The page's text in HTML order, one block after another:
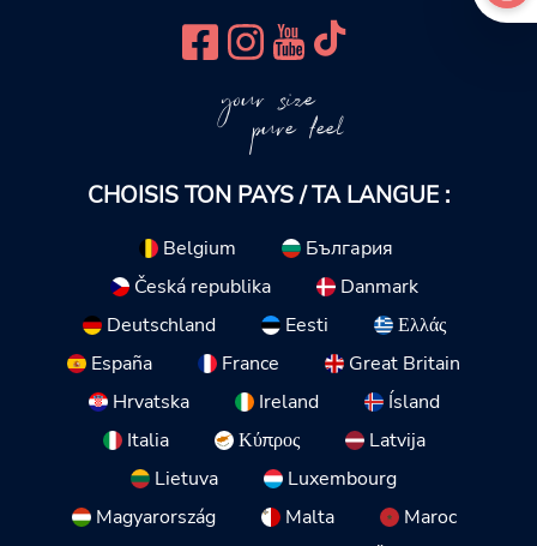
your size
pure feel
CHOISIS TON PAYS / TA LANGUE :
Belgium
България
Česká republika
Danmark
Deutschland
Eesti
Ελλάς
España
France
Great Britain
Hrvatska
Ireland
Ísland
Italia
Κύπρος
Latvija
Lietuva
Luxembourg
Magyarország
Malta
Maroc